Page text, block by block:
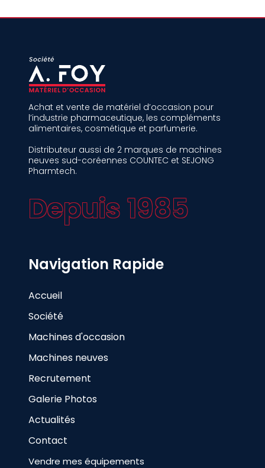
Achat et vente de matériel d’occasion pour
l’industrie pharmaceutique, les compléments
alimentaires, cosmétique et parfumerie.
Distributeur aussi de 2 marques de machines
neuves sud-coréennes COUNTEC et SEJONG
Pharmtech.
Depuis 1985
Navigation Rapide
Accueil
Société
Machines d'occasion
Machines neuves
Recrutement
Galerie Photos
Actualités
Contact
Vendre mes équipements